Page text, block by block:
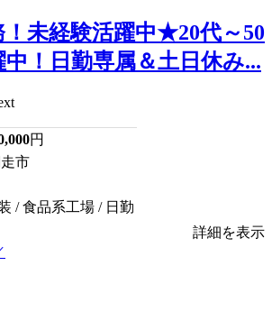
未経験活躍中★20代～50
！日勤専属＆土日休み...
円
市
/ 食品系工場 / 日勤
詳細を表示